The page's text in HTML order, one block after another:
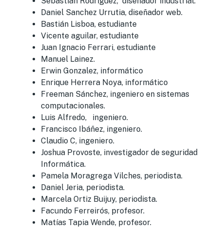
Daniel Sanchez Urrutia, diseñador web.
Bastián Lisboa, estudiante
Vicente aguilar, estudiante
Juan Ignacio Ferrari, estudiante
Manuel Lainez.
Erwin Gonzalez, informático
Enrique Herrera Noya, informático
Freeman Sánchez, ingeniero en sistemas
computacionales.
Luis Alfredo, ingeniero.
Francisco Ibáñez, ingeniero.
Claudio C, ingeniero.
Joshua Provoste, investigador de seguridad
Informática.
Pamela Moragrega Vilches, periodista.
Daniel Jeria, periodista.
Marcela Ortiz Buijuy, periodista.
Facundo Ferreirós, profesor.
Matías Tapia Wende, profesor.